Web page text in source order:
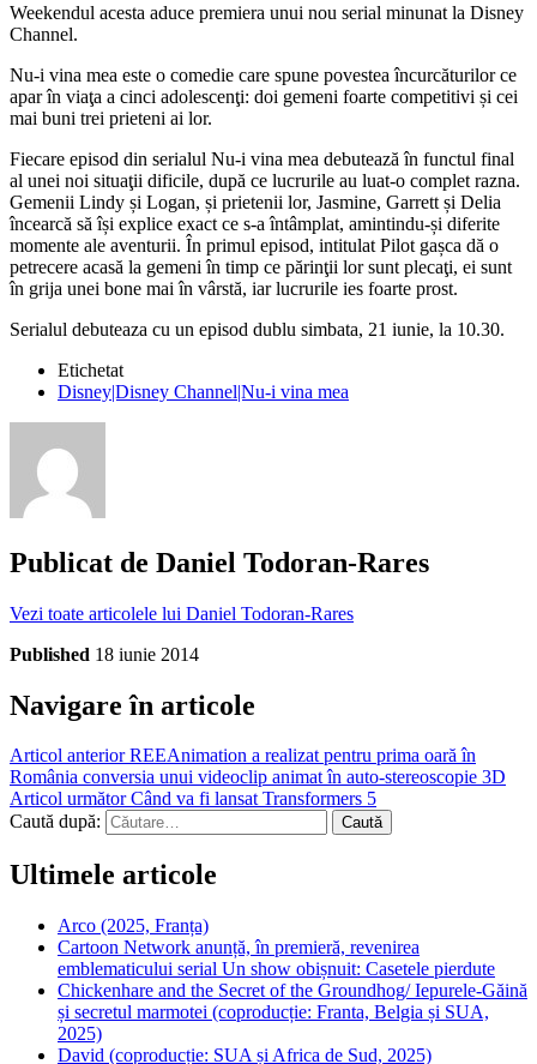
Weekendul acesta aduce premiera unui nou serial minunat la Disney
Channel.
Nu-i vina mea este o comedie care spune povestea încurcăturilor ce
apar în viaţa a cinci adolescenţi: doi gemeni foarte competitivi și cei
mai buni trei prieteni ai lor.
Fiecare episod din serialul Nu-i vina mea debutează în functul final
al unei noi situaţii dificile, după ce lucrurile au luat-o complet razna.
Gemenii Lindy și Logan, și prietenii lor, Jasmine, Garrett și Delia
încearcă să își explice exact ce s-a întâmplat, amintindu-și diferite
momente ale aventurii. În primul episod, intitulat Pilot gașca dă o
petrecere acasă la gemeni în timp ce părinţii lor sunt plecaţi, ei sunt
în grija unei bone mai în vârstă, iar lucrurile ies foarte prost.
Serialul debuteaza cu un episod dublu simbata, 21 iunie, la 10.30.
Etichetat
Disney|Disney Channel|Nu-i vina mea
Publicat de Daniel Todoran-Rares
Vezi toate articolele lui Daniel Todoran-Rares
Published 18 iunie 2014
Navigare în articole
Articol anteriorREEAnimation a realizat pentru prima oară în
România conversia unui videoclip animat în auto-stereoscopie 3D
Articol următorCând va fi lansat Transformers 5
Caută după:
Ultimele articole
Arco (2025, Franța)
Cartoon Network anunță, în premieră, revenirea
emblematicului serial Un show obișnuit: Casetele pierdute
Chickenhare and the Secret of the Groundhog/ Iepurele-Găină
și secretul marmotei (coproducție: Franta, Belgia și SUA,
2025)
David (coproducție: SUA și Africa de Sud, 2025)